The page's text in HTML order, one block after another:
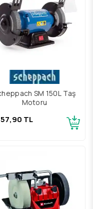
SM 150L Taş
Motoru
TL